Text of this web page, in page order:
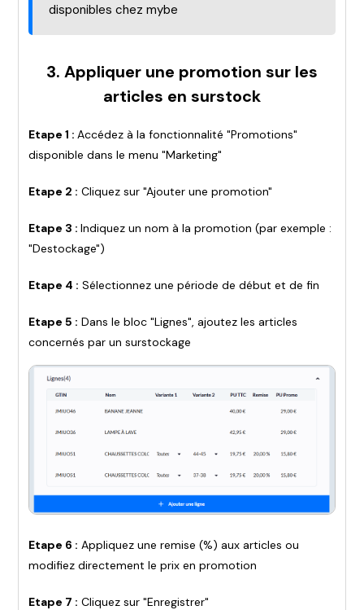
disponibles chez mybe
3. Appliquer une promotion sur les
articles en surstock
Etape 1 :Accédez à la fonctionnalité "Promotions"
disponible dans le menu "Marketing"
Etape 2 : Cliquez sur "Ajouter une promotion"
Etape 3 :Indiquez un nom à la promotion (par exemple :
"Destockage")
Etape 4 : Sélectionnez une période de début et de fin
Etape 5 : Dans le bloc "Lignes", ajoutez les articles
concernés par un surstockage
Etape 6 : Appliquez une remise (%) aux articles ou
modifiez directement le prix en promotion
Etape 7 : Cliquez sur "Enregistrer"